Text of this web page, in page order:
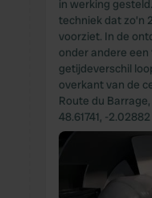
in werking
techniek dat zo’n
voorziet. In de
onder andere
getijdeverschil
overkant van de
Route du
48.61741, -2.02882